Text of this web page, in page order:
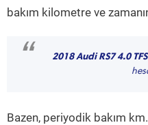
bakım kilometre ve
“ 2018 Audi RS7 4.0
Bazen, periyodik bakım